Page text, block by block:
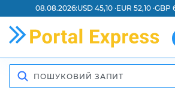
08.08.2026:USD 45,10 ·EUR 52,10 ·GBP